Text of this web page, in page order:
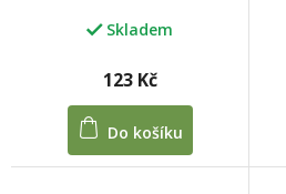
Skladem
123 Kč
Do košíku